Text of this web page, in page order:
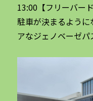
13:00【フリーバー
駐車が決まるよう
アなジェノベーゼパ